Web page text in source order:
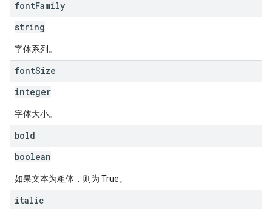
fontFamily
string
字体系列。
fontSize
integer
字体大小。
bold
boolean
如果文本为粗体，则为 True。
italic